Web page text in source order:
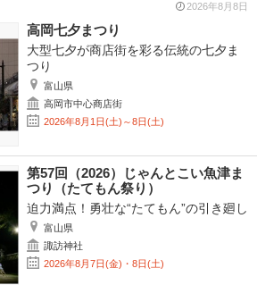
2026年8月8日
高岡七夕まつり
大型七夕が商店街を彩る伝統の七夕ま
つり
富山県
高岡市中心商店街
2026年8月1日(土)～8日(土)
第57回（2026）じゃんとこい魚津ま
つり（たてもん祭り）
迫力満点！勇壮な“たてもん”の引き廻し
富山県
諏訪神社
2026年8月7日(金)・8日(土)